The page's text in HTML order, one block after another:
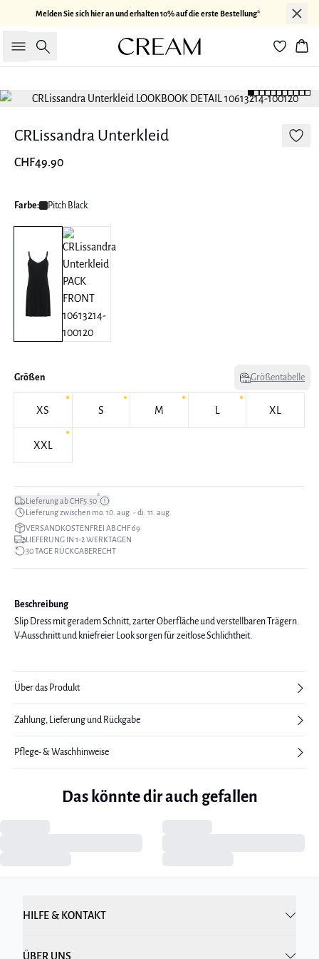
Melden Sie sich hier an und erhalten 10% auf die erste Bestellung*
Suche
CRLissandra Unterkleid
CHF49.90
Farbe: Pitch Black
Größen Größentabelle
XS S M XL
XXL
Lieferung ab CHF5.50*
Lieferung zwischen mo. 10. aug. - di. 11. aug.
VERSANDKOSTENFREI AB CHF 69
LIEFERUNG IN 1-2 WERKTAGEN
30 TAGE RÜCKGABERECHT
Beschreibung
Slip Dress mit geradem Schnitt, zarter Oberfläche und verstellbaren Trägern.
V-Ausschnitt und kniefreier Look sorgen für zeitlose Schlichtheit.
Über das Produkt
Zahlung, Lieferung und Rückgabe
Pflege- & Waschhinweise
Das könnte dir auch gefallen
HILFE & KONTAKT
ÜBER UNS